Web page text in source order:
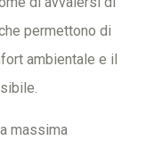
permettono di
ambientale e il
massima